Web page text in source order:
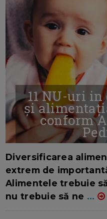
11 NU-uri
și
conform
Diversificarea
extrem de
Alimentele trebuie
nu trebuie să ne ...